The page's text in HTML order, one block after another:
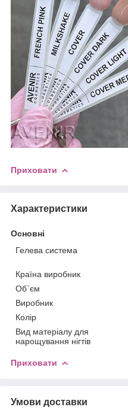
Приховати
Характеристики
Основні
Гелева система
Країна виробник
Об`єм
Виробник
Колір
Вид матеріалу для
нарощування нігтів
Приховати
Умови доставки